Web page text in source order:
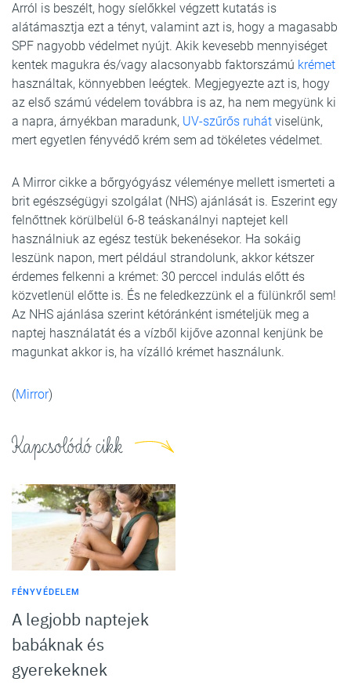
Arról is beszélt, hogy síelőkkel végzett kutatás is
alátámasztja ezt a tényt, valamint azt is, hogy a magasabb
SPF nagyobb védelmet nyújt. Akik kevesebb mennyiséget
kentek magukra és/vagy alacsonyabb faktorszámú krémet
használtak, könnyebben leégtek. Megjegyezte azt is, hogy
az első számú védelem továbbra is az, ha nem megyünk ki
a napra, árnyékban maradunk, UV-szűrős ruhát viselünk,
mert egyetlen fényvédő krém sem ad tökéletes védelmet.
A Mirror cikke a bőrgyógyász véleménye mellett ismerteti a
brit egészségügyi szolgálat (NHS) ajánlását is. Eszerint egy
felnőttnek körülbelül 6-8 teáskanálnyi naptejet kell
használniuk az egész testük bekenésekor. Ha sokáig
leszünk napon, mert például strandolunk, akkor kétszer
érdemes felkenni a krémet: 30 perccel indulás előtt és
közvetlenül előtte is. És ne feledkezzünk el a fülünkről sem!
Az NHS ajánlása szerint kétóránként ismételjük meg a
naptej használatát és a vízből kijőve azonnal kenjünk be
magunkat akkor is, ha vízálló krémet használunk.
(Mirror)
Kapcsolódó cikk
FÉNYVÉDELEM
A legjobb naptejek
babáknak és
gyerekeknek